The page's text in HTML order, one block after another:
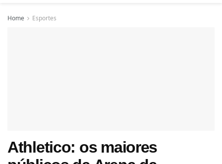
Home Esportes
Athletico: os maiores